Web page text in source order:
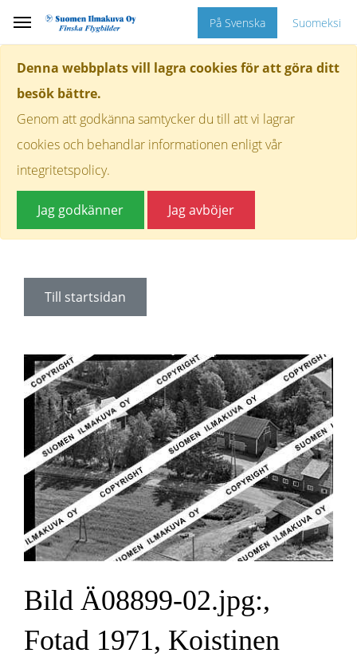
Denna webbplats vill lagra cookies för att göra ditt
besök bättre.
Genom att godkänna samtycker du till att vi lagrar
cookies och behandlar informationen enligt vår
integritetspolicy.
Jag godkänner Jag avböjer
På Svenska Suomeksi
Till startsidan
Bild Ä08899-02.jpg:,
Fotad 1971, Koistinen